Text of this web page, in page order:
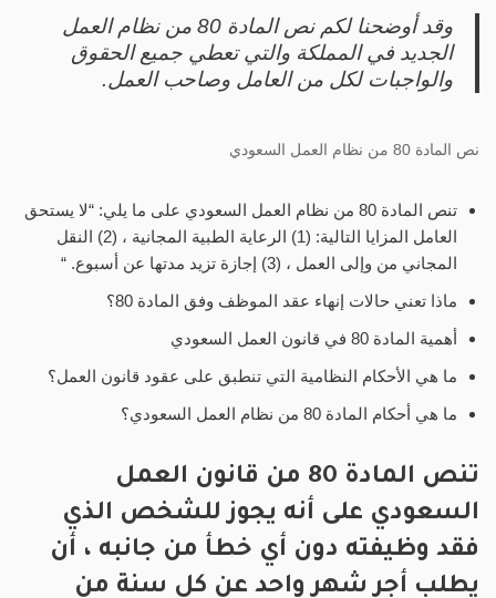
وقد أوضحنا لكم نص المادة 80 من نظام العمل
الجديد في المملكة والتي تعطي جميع الحقوق
والواجبات لكل من العامل وصاحب العمل.
نص المادة 80 من نظام العمل السعودي
تنص المادة 80 من نظام العمل السعودي على ما يلي: “لا يستحق
العامل المزايا التالية: (1) الرعاية الطبية المجانية ، (2) النقل
المجاني من وإلى العمل ، (3) إجازة تزيد مدتها عن أسبوع. “
ماذا تعني حالات إنهاء عقد الموظف وفق المادة 80؟
أهمية المادة 80 في قانون العمل السعودي
ما هي الأحكام النظامية التي تنطبق على عقود قانون العمل؟
ما هي أحكام المادة 80 من نظام العمل السعودي؟
تنص المادة 80 من قانون العمل
السعودي على أنه يجوز للشخص الذي
فقد وظيفته دون أي خطأ من جانبه ، أن
يطلب أجر شهر واحد عن كل سنة من